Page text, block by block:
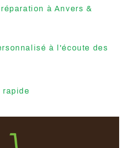
à Anvers &
à l'écoute des
rapide